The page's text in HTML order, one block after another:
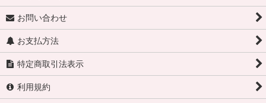
お問い合わせ
お支払方法
特定商取引法表示
利用規約